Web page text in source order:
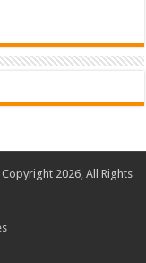
2026, All Rights